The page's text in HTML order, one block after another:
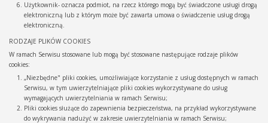
Użytkownik- oznacza podmiot, na rzecz którego mogą być świadczone usługi drogą
elektroniczną lub z którym może być zawarta umowa o świadczenie usług drogą
elektroniczną.
RODZAJE PLIKÓW COOKIES
W ramach Serwisu stosowane lub mogą być stosowane następujące rodzaje plików
cookies:
„Niezbędne" pliki cookies, umożliwiające korzystanie z usług dostępnych w ramach
Serwisu, w tym uwierzytelniające pliki cookies wykorzystywane do usług
wymagających uwierzytelniania w ramach Serwisu;
Pliki cookies służące do zapewnienia bezpieczeństwa, na przykład wykorzystywane
do wykrywania nadużyć w zakresie uwierzytelniania w ramach Serwisu;